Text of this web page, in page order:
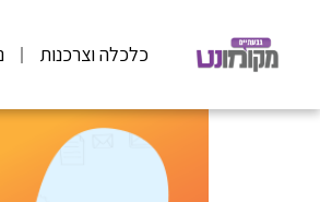
כלכלה וצרכנות